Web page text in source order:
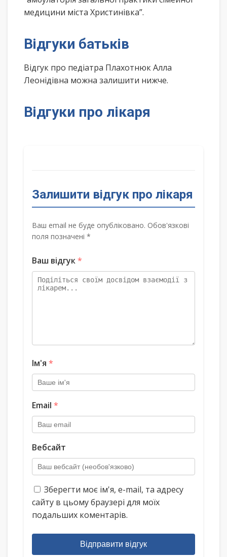
медицини міста Христинівка”.
Відгуки батьків
Відгук про педіатра Плахотнюк Алла
Леонідівна можна залишити нижче.
Відгуки про лікаря
Залишити відгук про лікаря
Ваш email не буде опубліковано. Обов'язкові
поля позначені *
Ваш відгук*
Ім'я *
Email *
Вебсайт
Зберегти моє ім'я, e-mail, та адресу
сайту в цьому браузері для моїх
подальших коментарів.
Відправити відгук